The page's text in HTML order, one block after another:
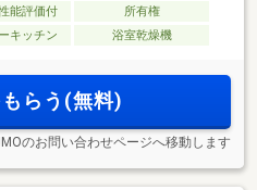
能評価付
所有権
キッチン 浴室乾燥機
らう(無料)
のお問い合わせページへ移動します